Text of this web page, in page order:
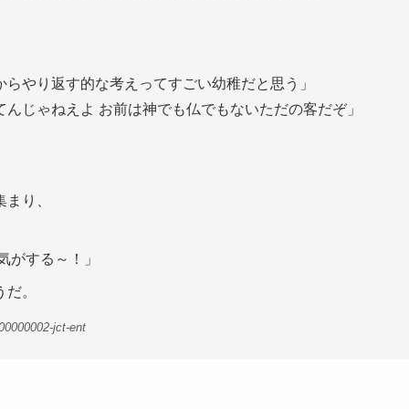
やり返す的な考えってすごい幼稚だと思う」
じゃねえよ お前は神でも仏でもないただの客だぞ」
り、
がする～！」
。
jct-ent